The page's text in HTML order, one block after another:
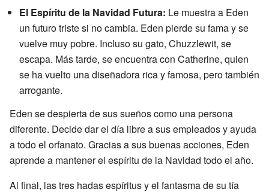
El Espíritu de la Navidad Futura: Le muestra a Eden
un futuro triste si no cambia. Eden pierde su fama y se
vuelve muy pobre. Incluso su gato, Chuzzlewit, se
escapa. Más tarde, se encuentra con Catherine, quien
se ha vuelto una diseñadora rica y famosa, pero también
arrogante.
Eden se despierta de sus sueños como una persona
diferente. Decide dar el día libre a sus empleados y ayuda
a todo el orfanato. Gracias a sus buenas acciones, Eden
aprende a mantener el espíritu de la Navidad todo el año.
Al final, las tres hadas espíritus y el fantasma de su tía